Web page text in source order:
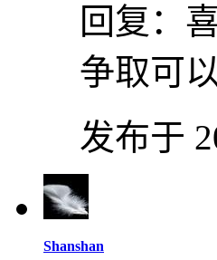
回复：
争取可
发布于
Shanshan